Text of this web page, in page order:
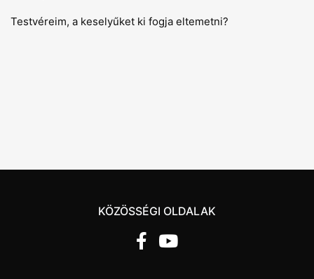
Testvéreim, a keselyűket ki fogja eltemetni?
KÖZÖSSÉGI OLDALAK